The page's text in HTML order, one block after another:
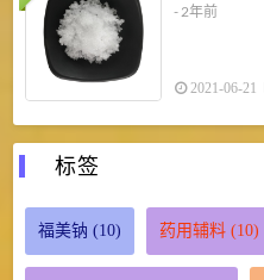
- 2年前
2021-06-21
标签
福美钠 (10) 药用辅料 (10)